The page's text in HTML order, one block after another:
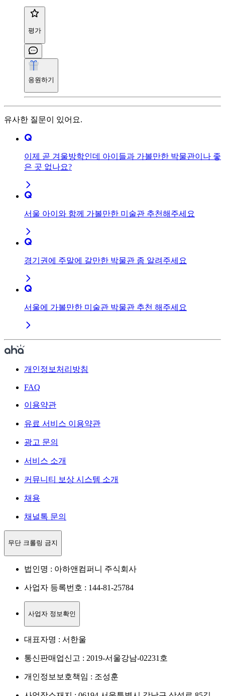
평가
응원하기
유사한 질문이 있어요.
이제 곧 겨울방학인데 아이들과 가볼만한 박물관이나 좋
은 곳 없나요?
서울 아이와 함께 가볼만한 미술관 추천해주세요
경기권에 주말에 갈만한 박물관 좀 알려주세요
서울에 가볼만한 미술관 박물관 추천 해주세요
개인정보처리방침
FAQ
이용약관
유료 서비스 이용약관
광고 문의
서비스 소개
커뮤니티 보상 시스템 소개
채용
채널톡 문의
무단 크롤링 금지
법인명 : 아하앤컴퍼니 주식회사
사업자 등록번호 : 144-81-25784
사업자 정보확인
대표자명 : 서한울
통신판매업신고 : 2019-서울강남-02231호
개인정보보호책임 : 조성훈